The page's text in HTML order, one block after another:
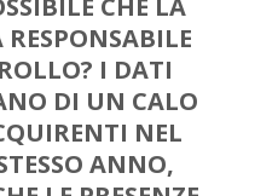
RESPONSABILE
I DATI
DI UN CALO
NEL
ANNO,